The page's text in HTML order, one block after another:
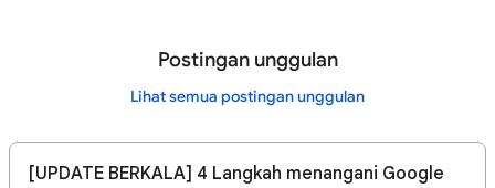
Postingan unggulan
Lihat semua postingan unggulan
[UPDATE BERKALA] 4 Langkah menangani Google